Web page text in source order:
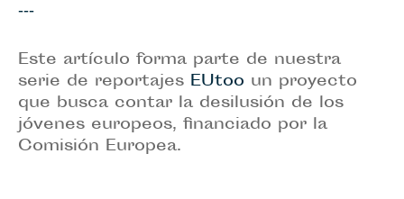
---
Este artículo forma parte de nuestra
serie de reportajes EUtoo un proyecto
que busca contar la desilusión de los
jóvenes europeos, financiado por la
Comisión Europea.